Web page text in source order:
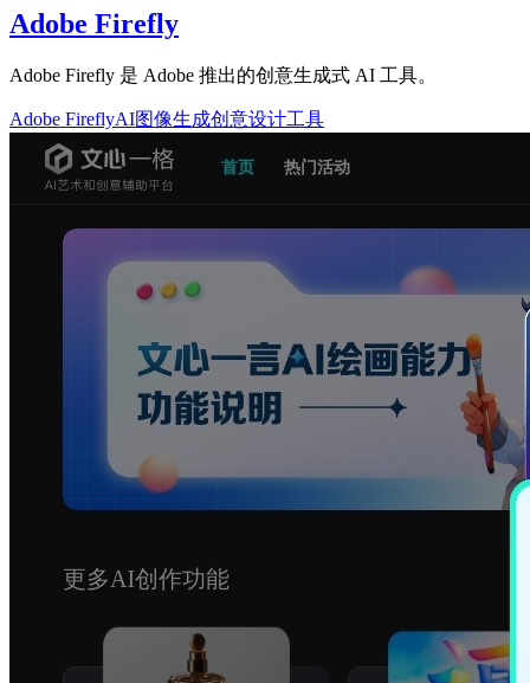
Adobe Firefly
Adobe Firefly 是 Adobe 推出的创意生成式 AI 工具。
Adobe FireflyAI图像生成创意设计工具